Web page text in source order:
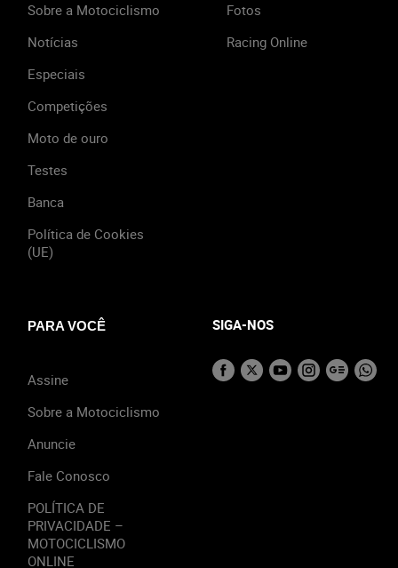
Sobre a Motociclismo
Notícias
Especiais
Competições
Moto de ouro
Testes
Banca
Política de Cookies
(UE)
Fotos
Racing Online
PARA VOCÊ
Assine
Sobre a Motociclismo
Anuncie
Fale Conosco
POLÍTICA DE
PRIVACIDADE –
MOTOCICLISMO
ONLINE
SIGA-NOS